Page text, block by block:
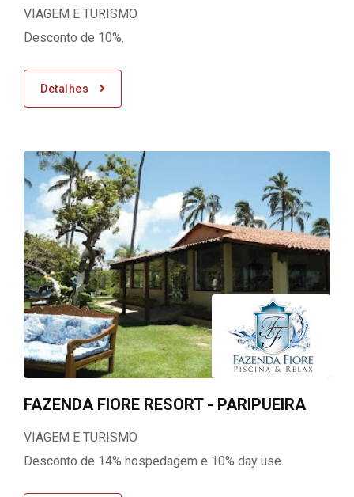
VIAGEM E TURISMO
Desconto de 10%.
Detalhes
FAZENDA FIORE RESORT - PARIPUEIRA
VIAGEM E TURISMO
Desconto de 14% hospedagem e 10% day use.